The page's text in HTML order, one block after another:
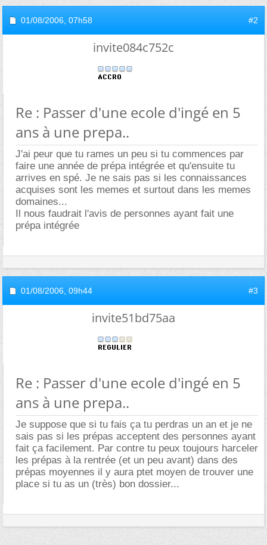
01/08/2006, 07h58 #2
invite084c752c
Re : Passer d'une ecole d'ingé en 5
ans à une prepa..
J'ai peur que tu rames un peu si tu commences par
faire une année de prépa intégrée et qu'ensuite tu
arrives en spé. Je ne sais pas si les connaissances
acquises sont les memes et surtout dans les memes
domaines...
Il nous faudrait l'avis de personnes ayant fait une
prépa intégrée
01/08/2006, 09h44 #3
invite51bd75aa
Re : Passer d'une ecole d'ingé en 5
ans à une prepa..
Je suppose que si tu fais ça tu perdras un an et je ne
sais pas si les prépas acceptent des personnes ayant
fait ça facilement. Par contre tu peux toujours harceler
les prépas à la rentrée (et un peu avant) dans des
prépas moyennes il y aura ptet moyen de trouver une
place si tu as un (très) bon dossier...